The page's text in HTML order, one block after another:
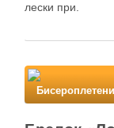
лески при.
Spread the love